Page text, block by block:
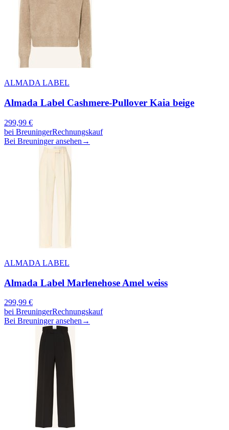
ALMADA LABEL
Almada Label Cashmere-Pullover Kaia beige
299,99 €
bei BreuningerRechnungskauf
Bei Breuninger ansehen →
ALMADA LABEL
Almada Label Marlenehose Amel weiss
299,99 €
bei BreuningerRechnungskauf
Bei Breuninger ansehen →